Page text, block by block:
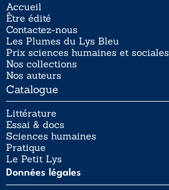
Accueil
Être édité
Contactez-nous
Les Plumes du Lys Bleu
Prix sciences humaines et sociales
Nos collections
Nos auteurs
Catalogue
Littérature
Essai & docs
Sciences humaines
Pratique
Le Petit Lys
Données légales